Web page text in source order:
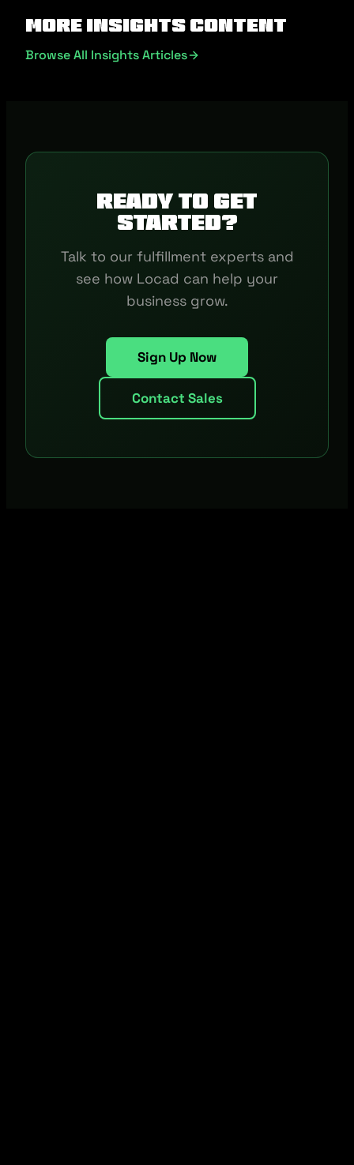
More Insights Content
Browse All Insights Articles
Ready to get
started?
Talk to our fulfillment experts and
see how Locad can help your
business grow.
Sign Up Now
Contact Sales